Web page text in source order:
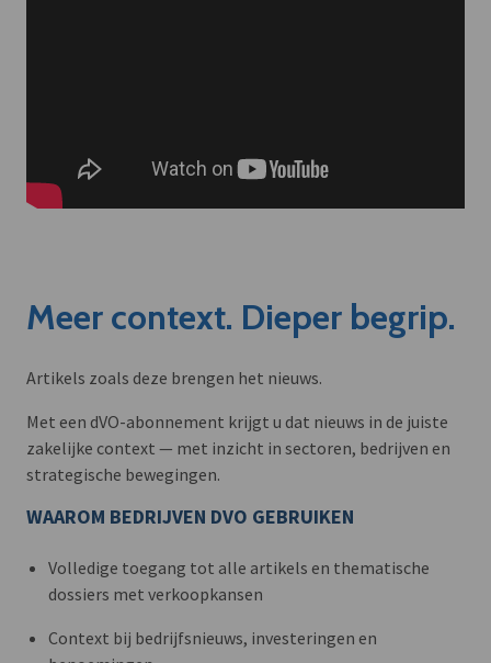
Meer context. Dieper begrip.
Artikels zoals deze brengen het nieuws.
Met een dVO-abonnement krijgt u dat nieuws in de juiste
zakelijke context — met inzicht in sectoren, bedrijven en
strategische bewegingen.
WAAROM BEDRIJVEN DVO GEBRUIKEN
Volledige toegang tot alle artikels en thematische
dossiers met verkoopkansen
Context bij bedrijfsnieuws, investeringen en